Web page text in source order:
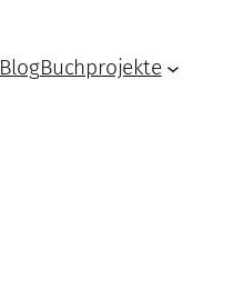
BlogBuchprojekte